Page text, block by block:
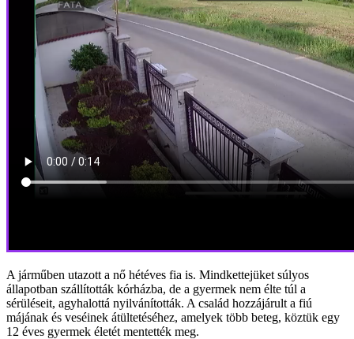
A járműben utazott a nő hétéves fia is. Mindkettejüket súlyos
állapotban szállították kórházba, de a gyermek nem élte túl a
sérüléseit, agyhalottá nyilvánították. A család hozzájárult a fiú
májának és veséinek átültetéséhez, amelyek több beteg, köztük egy
12 éves gyermek életét mentették meg.